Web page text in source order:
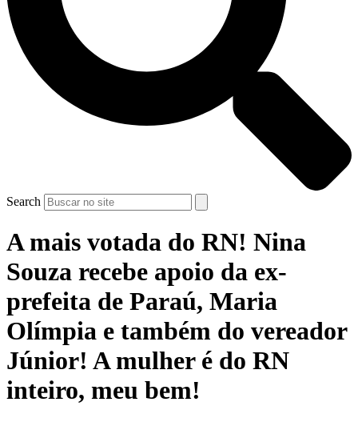
Search
A mais votada do RN! Nina
Souza recebe apoio da ex-
prefeita de Paraú, Maria
Olímpia e também do vereador
Júnior! A mulher é do RN
inteiro, meu bem!